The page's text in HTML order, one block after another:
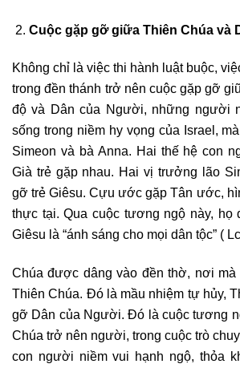
Cuộc gặp gỡ giữa Thiên Chúa và
Không chỉ là việc thi hành luật buộc,
trong đền thánh trở nên cuộc gặp gỡ
độ và Dân của Người, những người
sống trong niềm hy vọng của Israel,
Simeon và bà Anna. Hai thế hệ con
Già trẻ gặp nhau. Hai vị trưởng lão
gỡ trẻ Giêsu. Cựu ước gặp Tân ước,
thực tại. Qua cuộc tương ngộ này, họ
Giêsu là “ánh sáng cho mọi dân tộc” (
Chúa được dâng vào đền thờ, nơi
Thiên Chúa. Đó là mầu nhiệm tự hủy,
gỡ Dân của Người. Đó là cuộc tương
Chúa trở nên người, trong cuộc trò
con người niềm vui hạnh ngộ, thỏa